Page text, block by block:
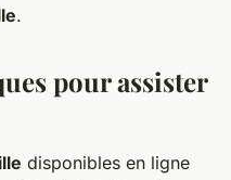
.
pour assister
disponibles en ligne